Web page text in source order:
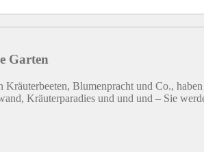
/ stock.adobe.com
Garten
Kräuterbeeten, Blumenpracht und Co.,
Kräuterparadies und und und – Sie